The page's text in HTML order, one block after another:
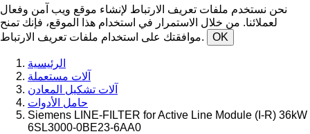
نحن نستخدم ملفات تعريف الارتباط لإنشاء موقع ويب آمن وفعال
لعملائنا. من خلال الاستمرار في استخدام هذا الموقع، فإنك تمنح
موافقتك على استخدام ملفات تعريف الارتباط.
OK
الرئيسية
آلات مستعملة
آلات تشكيل المعادن
حامل الأدوات
Siemens LINE-FILTER for Active Line Module (I-R) 36kW
6SL3000-0BE23-6AA0